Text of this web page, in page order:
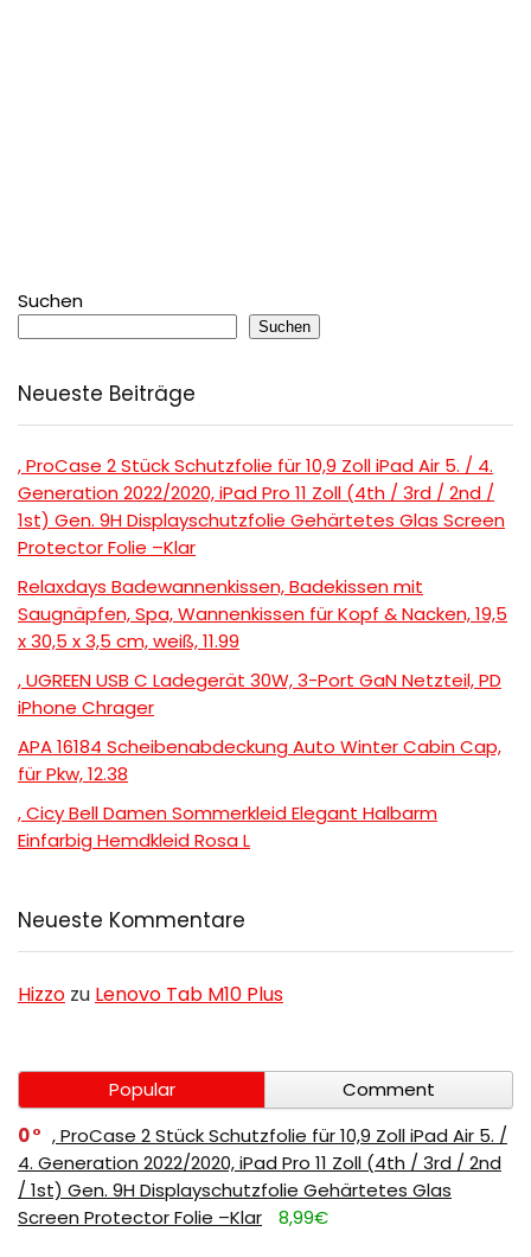
Suchen
Suchen
Neueste Beiträge
, ProCase 2 Stück Schutzfolie für 10,9 Zoll iPad Air 5. / 4.
Generation 2022/2020, iPad Pro 11 Zoll (4th / 3rd / 2nd /
1st) Gen. 9H Displayschutzfolie Gehärtetes Glas Screen
Protector Folie –Klar
Relaxdays Badewannenkissen, Badekissen mit
Saugnäpfen, Spa, Wannenkissen für Kopf & Nacken, 19,5
x 30,5 x 3,5 cm, weiß, 11.99
, UGREEN USB C Ladegerät 30W, 3-Port GaN Netzteil, PD
iPhone Chrager
APA 16184 Scheibenabdeckung Auto Winter Cabin Cap,
für Pkw, 12.38
, Cicy Bell Damen Sommerkleid Elegant Halbarm
Einfarbig Hemdkleid Rosa L
Neueste Kommentare
Hizzo zu Lenovo Tab M10 Plus
Popular
Comment
0
, ProCase 2 Stück Schutzfolie für 10,9 Zoll iPad Air 5. /
4. Generation 2022/2020, iPad Pro 11 Zoll (4th / 3rd / 2nd
/ 1st) Gen. 9H Displayschutzfolie Gehärtetes Glas
Screen Protector Folie –Klar
8,99€